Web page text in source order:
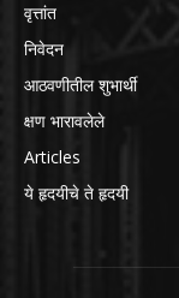
वृत्तांत
निवेदन
आठवणीतील शुभार्थी
क्षण भारावलेले
Articles
ये हृदयीचे ते हृदयी